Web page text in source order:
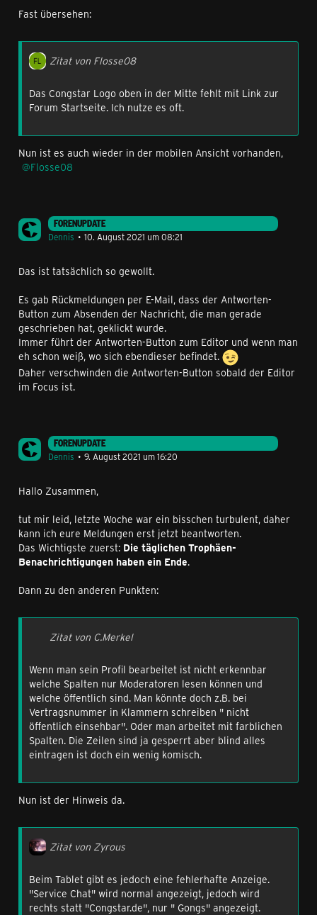
Fast übersehen:
Zitat von Flosse08
Das Congstar Logo oben in der Mitte fehlt mit Link zur
Forum Startseite. Ich nutze es oft.
Nun ist es auch wieder in der mobilen Ansicht vorhanden,
Flosse08
FORENUPDATE
Dennis
10. August 2021 um 08:21
Das ist tatsächlich so gewollt.
Es gab Rückmeldungen per E-Mail, dass der Antworten-
Button zum Absenden der Nachricht, die man gerade
geschrieben hat, geklickt wurde.
Immer führt der Antworten-Button zum Editor und wenn man
eh schon weiß, wo sich ebendieser befindet.
Daher verschwinden die Antworten-Button sobald der Editor
im Focus ist.
FORENUPDATE
Dennis
9. August 2021 um 16:20
Hallo Zusammen,
tut mir leid, letzte Woche war ein bisschen turbulent, daher
kann ich eure Meldungen erst jetzt beantworten.
Das Wichtigste zuerst: Die täglichen Trophäen-
Benachrichtigungen haben ein Ende.
Dann zu den anderen Punkten:
Zitat von C.Merkel
Wenn man sein Profil bearbeitet ist nicht erkennbar
welche Spalten nur Moderatoren lesen können und
welche öffentlich sind. Man könnte doch z.B. bei
Vertragsnummer in Klammern schreiben " nicht
öffentlich einsehbar". Oder man arbeitet mit farblichen
Spalten. Die Zeilen sind ja gesperrt aber blind alles
eintragen ist doch ein wenig komisch.
Nun ist der Hinweis da.
Zitat von Zyrous
Beim Tablet gibt es jedoch eine fehlerhafte Anzeige.
"Service Chat" wird normal angezeigt, jedoch wird
rechts statt "Congstar.de", nur " Gongs" angezeigt.